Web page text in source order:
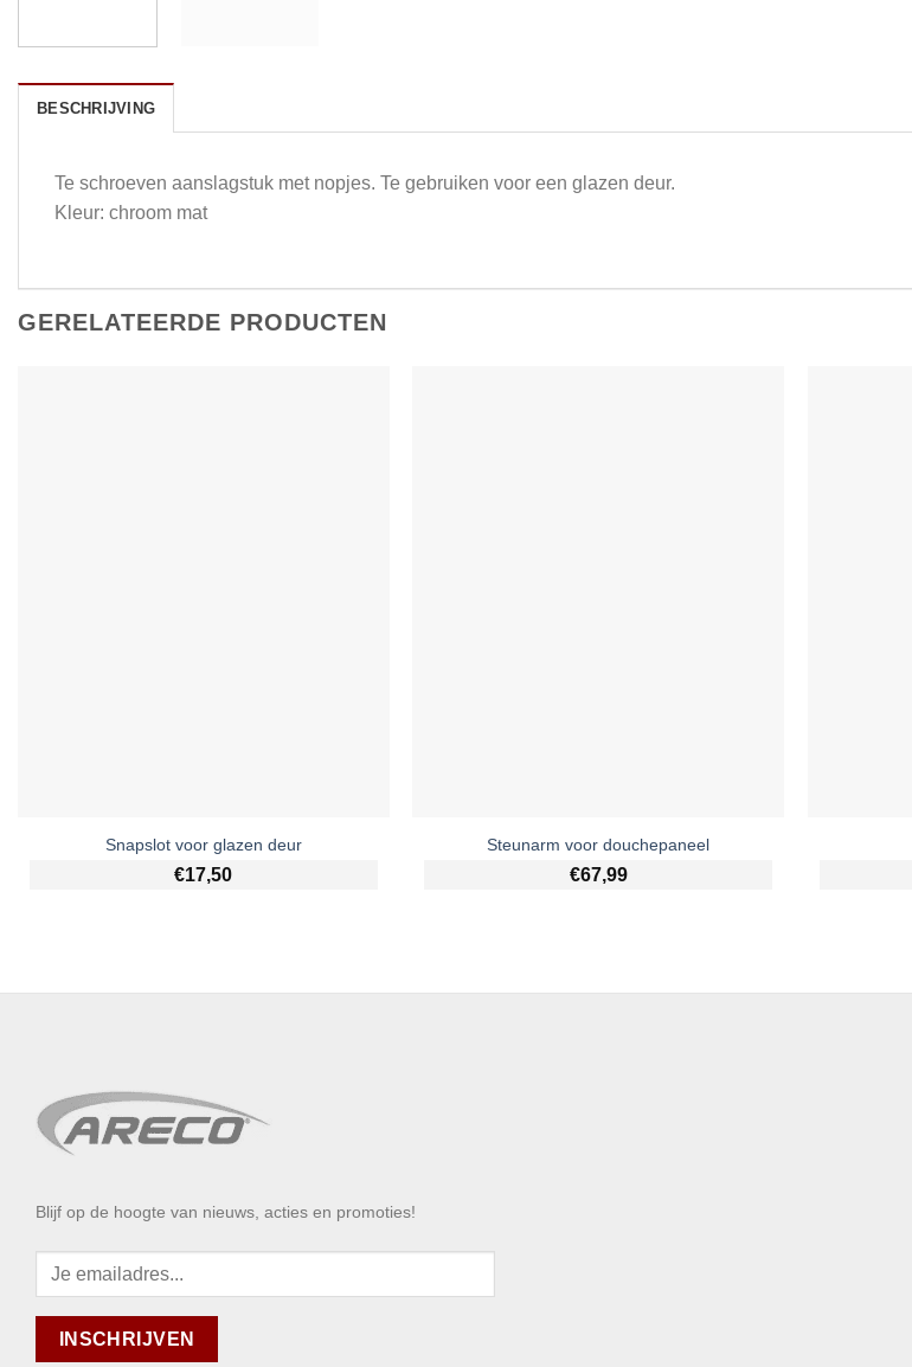
BESCHRIJVING
Te schroeven aanslagstuk met nopjes. Te gebruiken voor een glazen deur.
Kleur: chroom mat
GERELATEERDE PRODUCTEN
Snapslot voor glazen deur
€17,50
Steunarm voor douchepaneel
€67,99
Blijf op de hoogte van nieuws, acties en promoties!